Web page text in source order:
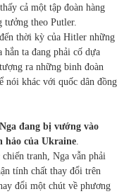
cả một tập đoàn hàng
theo Putler.
thời kỳ của Hitler những
hắn ta đang phải cố dựa
ra những binh đoàn
nói khác với quốc dân đồng
Nga đang bị vướng vào
hảo của Ukraine
tranh, Nga vẫn phải
tính chất thay đổi trên
đổi một chút về phương